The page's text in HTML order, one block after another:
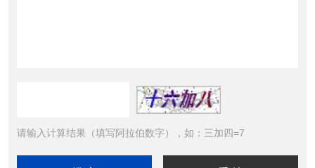
请输入计算结果（填写阿拉伯数字），如：三加四=7